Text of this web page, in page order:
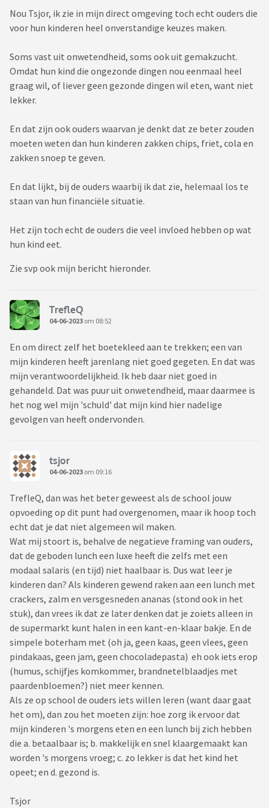
Nou Tsjor, ik zie in mijn direct omgeving toch echt ouders die
voor hun kinderen heel onverstandige keuzes maken.
Soms vast uit onwetendheid, soms ook uit gemakzucht.
Omdat hun kind die ongezonde dingen nou eenmaal heel
graag wil, of liever geen gezonde dingen wil eten, want niet
lekker.
En dat zijn ook ouders waarvan je denkt dat ze beter zouden
moeten weten dan hun kinderen zakken chips, friet, cola en
zakken snoep te geven.
En dat lijkt, bij de ouders waarbij ik dat zie, helemaal los te
staan van hun financiële situatie.
Het zijn toch echt de ouders die veel invloed hebben op wat
hun kind eet.
Zie svp ook mijn bericht hieronder.
TrefleQ
04-06-2023 om 08:52
En om direct zelf het boetekleed aan te trekken; een van
mijn kinderen heeft jarenlang niet goed gegeten. En dat was
mijn verantwoordelijkheid. Ik heb daar niet goed in
gehandeld. Dat was puur uit onwetendheid, maar daarmee is
het nog wel mijn 'schuld' dat mijn kind hier nadelige
gevolgen van heeft ondervonden.
tsjor
04-06-2023 om 09:16
TrefleQ, dan was het beter geweest als de school jouw
opvoeding op dit punt had overgenomen, maar ik hoop toch
echt dat je dat niet algemeen wil maken.
Wat mij stoort is, behalve de negatieve framing van ouders,
dat de geboden lunch een luxe heeft die zelfs met een
modaal salaris (en tijd) niet haalbaar is. Dus wat leer je
kinderen dan? Als kinderen gewend raken aan een lunch met
crackers, zalm en versgesneden ananas (stond ook in het
stuk), dan vrees ik dat ze later denken dat je zoiets alleen in
de supermarkt kunt halen in een kant-en-klaar bakje. En de
simpele boterham met (oh ja, geen kaas, geen vlees, geen
pindakaas, geen jam, geen chocoladepasta) eh ook iets erop
(humus, schijfjes komkommer, brandnetelblaadjes met
paardenbloemen?) niet meer kennen.
Als ze op school de ouders iets willen leren (want daar gaat
het om), dan zou het moeten zijn: hoe zorg ik ervoor dat
mijn kinderen 's morgens eten en een lunch bij zich hebben
die a. betaalbaar is; b. makkelijk en snel klaargemaakt kan
worden 's morgens vroeg; c. zo lekker is dat het kind het
opeet; en d. gezond is.
Tsjor